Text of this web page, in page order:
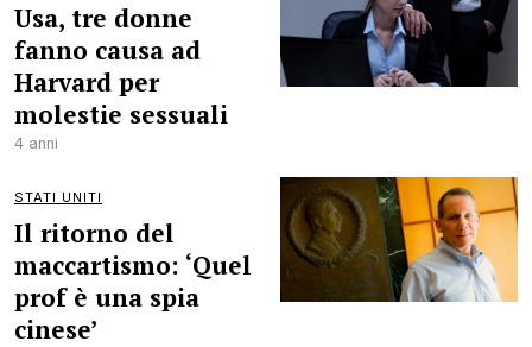
Usa, tre donne
fanno causa ad
Harvard per
molestie sessuali
4 anni
STATI UNITI
Il ritorno del
maccartismo: ‘Quel
prof è una spia
cinese’